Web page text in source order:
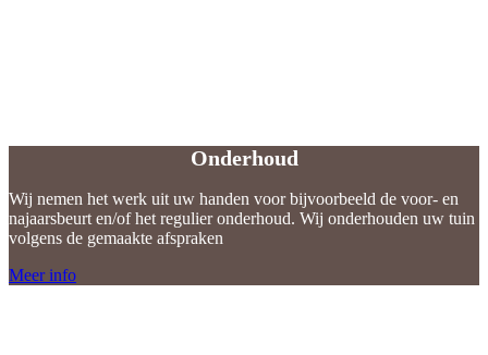
Onderhoud
Wij nemen het werk uit uw handen voor bijvoorbeeld de voor- en
najaarsbeurt en/of het regulier onderhoud. Wij onderhouden uw tuin
volgens de gemaakte afspraken
Meer info